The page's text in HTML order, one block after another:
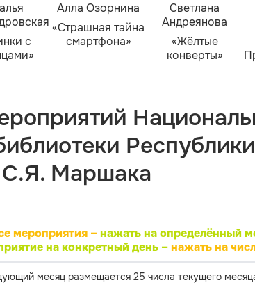
с
Алла Озорнина
«Страшная тайна
смартфона»
Светлана
Андреянова
«Жёлтые
конверты»
Республики
Маршака
мероприятия – нажать на определённый
на конкретный день –нажать на
месяц размещается 25 числа текущего